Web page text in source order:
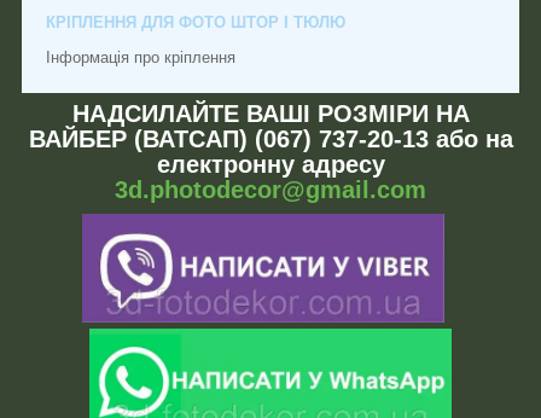
КРІПЛЕННЯ ДЛЯ ФОТО ШТОР І ТЮЛЮ
Інформація про кріплення
НАДСИЛАЙТЕ ВАШІ РОЗМІРИ НА
ВАЙБЕР (ВАТСАП) (067) 737-20-13 або на
електронну адресу
3d.photodecor@gmail.com